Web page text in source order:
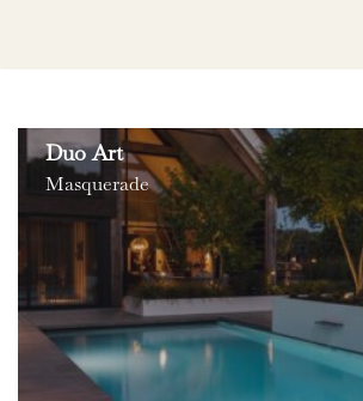
Duo Art
Masquerade